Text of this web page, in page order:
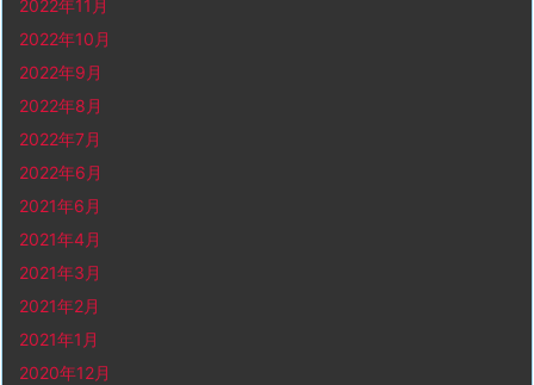
2022年11月
2022年10月
2022年9月
2022年8月
2022年7月
2022年6月
2021年6月
2021年4月
2021年3月
2021年2月
2021年1月
2020年12月